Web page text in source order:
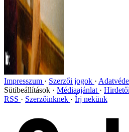
Impresszum Szerzői jogok
Sütibeállítások
Médiaajánlat
RSS
Szerzőinknek Írj nekünk